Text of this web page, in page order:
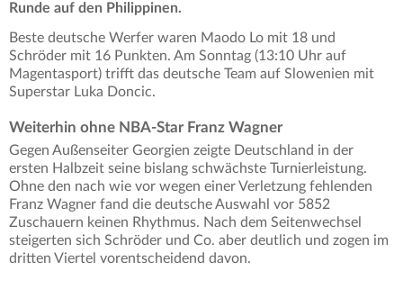
Runde auf den Philippinen.
Beste deutsche Werfer waren Maodo Lo mit 18 und
Schröder mit 16 Punkten. Am Sonntag (13:10 Uhr auf
Magentasport) trifft das deutsche Team auf Slowenien mit
Superstar Luka Doncic.
Weiterhin ohne NBA-Star Franz Wagner
Gegen Außenseiter Georgien zeigte Deutschland in der
ersten Halbzeit seine bislang schwächste Turnierleistung.
Ohne den nach wie vor wegen einer Verletzung fehlenden
Franz Wagner fand die deutsche Auswahl vor 5852
Zuschauern keinen Rhythmus. Nach dem Seitenwechsel
steigerten sich Schröder und Co. aber deutlich und zogen im
dritten Viertel vorentscheidend davon.